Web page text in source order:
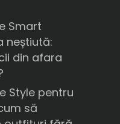
Smart
neștiută:
din afara
Style pentru
să